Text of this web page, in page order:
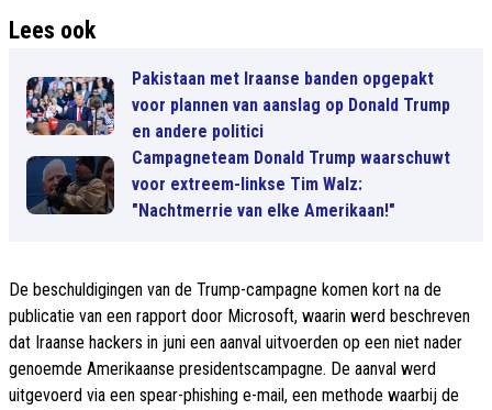
Lees ook
Pakistaan met Iraanse banden opgepakt
voor plannen van aanslag op Donald Trump
en andere politici
Campagneteam Donald Trump waarschuwt
voor extreem-linkse Tim Walz:
"Nachtmerrie van elke Amerikaan!"
De beschuldigingen van de Trump-campagne komen kort na de
publicatie van een rapport door Microsoft, waarin werd beschreven
dat Iraanse hackers in juni een aanval uitvoerden op een niet nader
genoemde Amerikaanse presidentscampagne. De aanval werd
uitgevoerd via een spear-phishing e-mail, een methode waarbij de